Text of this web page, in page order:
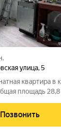
улица,5
квартира
кв. м, жилая 16,1
санузел
Позвонить